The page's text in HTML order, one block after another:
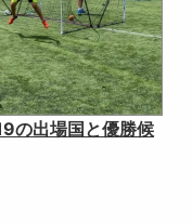
の出場国と優勝候